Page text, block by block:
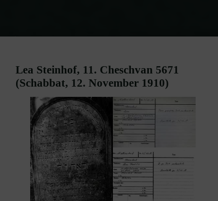
Home
Lea Steinhof, 11. Cheschvan 5671
(Schabbat, 12. November 1910)